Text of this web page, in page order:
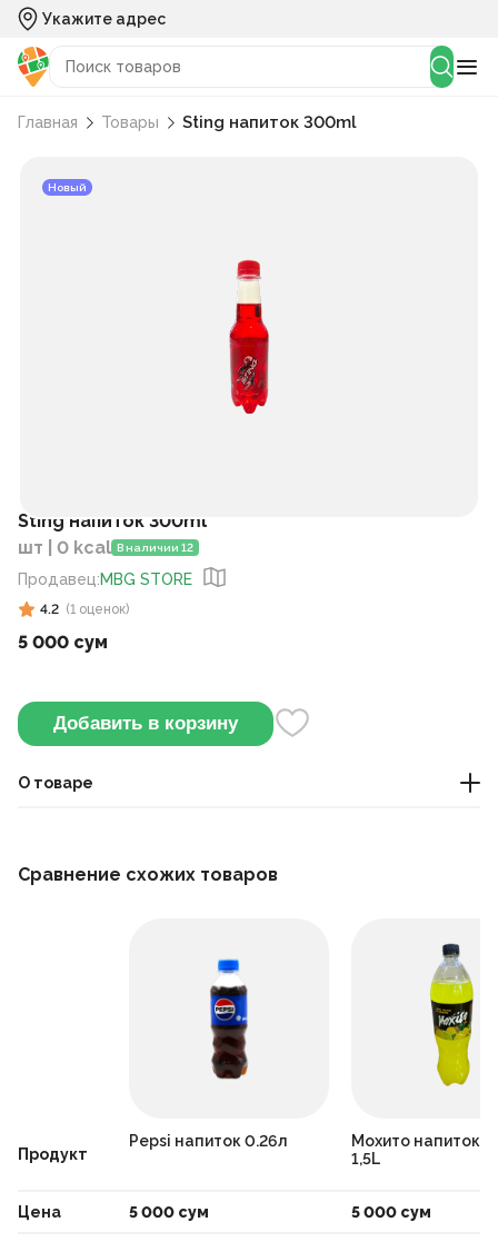
Укажите адрес
Главная Товары Sting напиток 300ml
Новый
Sting напиток 300ml
шт | 0 kcal В наличии 12
Продавец:MBG STORE
4.2 (1 оценок)
5 000 сум
Добавить в корзину
О товаре
Сравнение схожих товаров
Продукт
Цена
Pepsi напиток 0.26л
5 000 сум
Мохито напиток
1,5L
5 000 сум